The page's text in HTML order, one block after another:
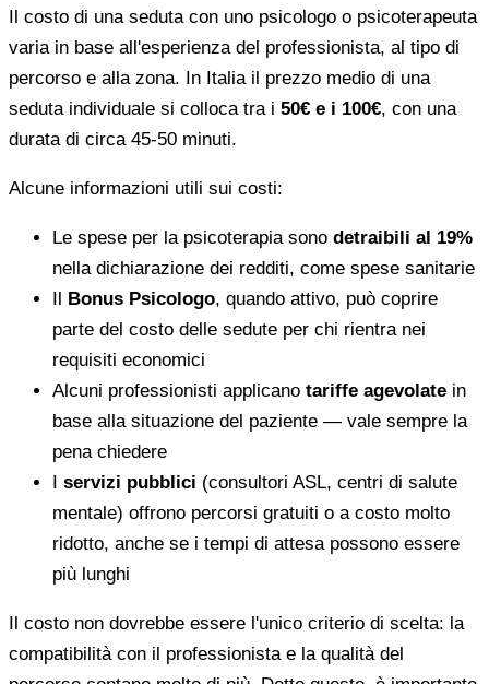
Il costo di una seduta con uno psicologo o psicoterapeuta
varia in base all'esperienza del professionista, al tipo di
percorso e alla zona. In Italia il prezzo medio di una
seduta individuale si colloca tra i 50€ e i 100€, con una
durata di circa 45-50 minuti.
Alcune informazioni utili sui costi:
Le spese per la psicoterapia sono detraibili al 19%
nella dichiarazione dei redditi, come spese sanitarie
Il Bonus Psicologo, quando attivo, può coprire
parte del costo delle sedute per chi rientra nei
requisiti economici
Alcuni professionisti applicano tariffe agevolate in
base alla situazione del paziente — vale sempre la
pena chiedere
I servizi pubblici (consultori ASL, centri di salute
mentale) offrono percorsi gratuiti o a costo molto
ridotto, anche se i tempi di attesa possono essere
più lunghi
Il costo non dovrebbe essere l'unico criterio di scelta: la
compatibilità con il professionista e la qualità del